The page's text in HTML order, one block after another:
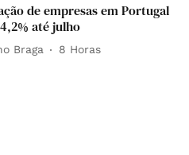
de empresas em Portugal
até julho
Braga 8 Horas